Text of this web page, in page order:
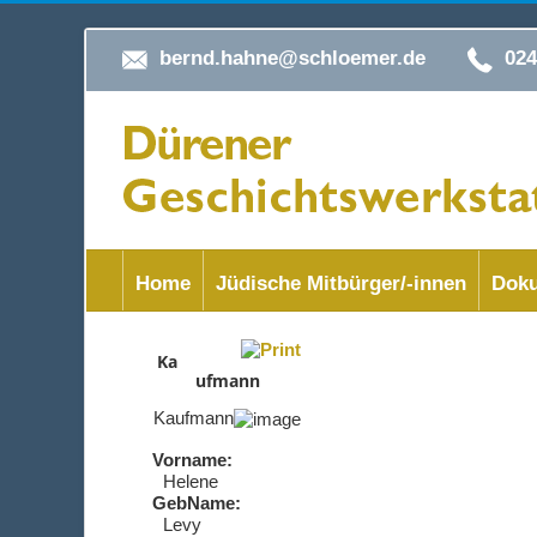
bernd.hahne@schloemer.de
Home Jüdische Mitbürger/-innen
Ka
ufmann
Kaufmann
Vorname:
Helene
GebName:
Levy